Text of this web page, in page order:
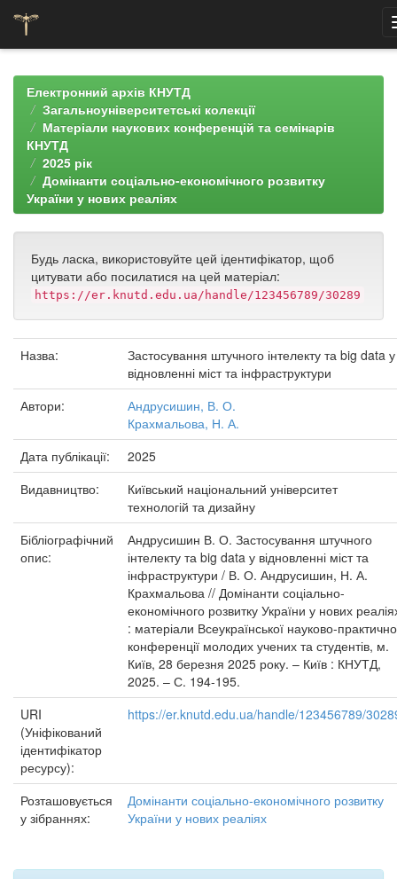
navigationЕлектронний архів КНУТД
Загальноуніверситетські колекції
Матеріали наукових конференцій та семінарів
КНУТД
2025 рік
Домінанти соціально-економічного розвитку
України у нових реаліях
Будь ласка, використовуйте цей ідентифікатор, щоб
цитувати або посилатися на цей матеріал:
https://er.knutd.edu.ua/handle/123456789/30289
Назва:
Застосування штучного інтелекту та big data у
відновленні міст та інфраструктури
Автори:
Андрусишин, В. О.
Крахмальова, Н. А.
Дата публікації:
2025
Видавництво:
Київський національний університет
технологій та дизайну
Бібліографічний
опис:
Андрусишин В. О. Застосування штучного
інтелекту та big data у відновленні міст та
інфраструктури / В. О. Андрусишин, Н. А.
Крахмальова // Домінанти соціально-
економічного розвитку України у нових
: матеріали Всеукраїнської науково-
конференції молодих учених та студентів, м.
Київ, 28 березня 2025 року. – Київ : КНУТД,
2025. – С. 194-195.
URI
(Уніфікований
ідентифікатор
ресурсу):
https://er.knutd.edu.ua/handle/123456789/
Розташовується
у зібраннях:
Домінанти соціально-економічного розвитку
України у нових реаліях